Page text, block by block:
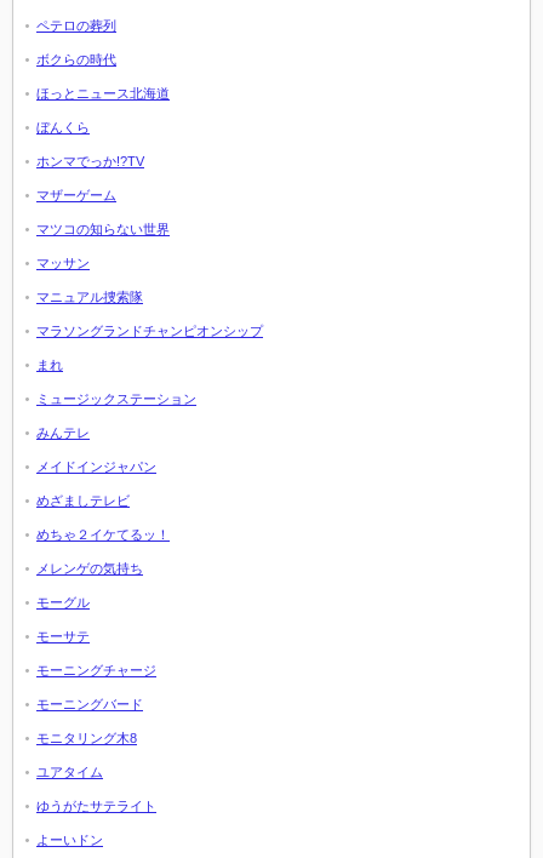
ペテロの葬列
ボクらの時代
ほっとニュース北海道
ぼんくら
ホンマでっか!?TV
マザーゲーム
マツコの知らない世界
マッサン
マニュアル捜索隊
マラソングランドチャンピオンシップ
まれ
ミュージックステーション
みんテレ
メイドインジャパン
めざましテレビ
めちゃ２イケてるッ！
メレンゲの気持ち
モーグル
モーサテ
モーニングチャージ
モーニングバード
モニタリング木8
ユアタイム
ゆうがたサテライト
よーいドン